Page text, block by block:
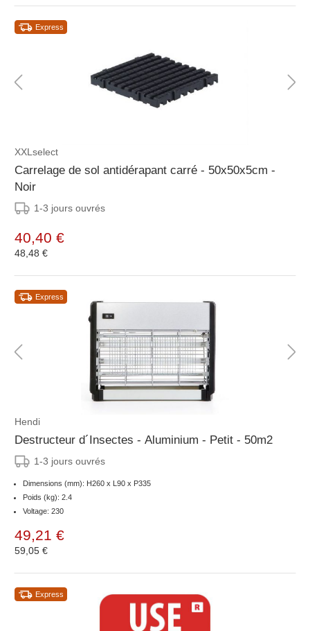
Express
XXLselect
Carrelage de sol antidérapant carré - 50x50x5cm -
Noir
1-3 jours ouvrés
40,40 €
48,48 €
Express
Hendi
Destructeur d´Insectes - Aluminium - Petit - 50m2
1-3 jours ouvrés
Dimensions (mm): H260 x L90 x P335
Poids (kg): 2.4
Voltage: 230
49,21 €
59,05 €
Express